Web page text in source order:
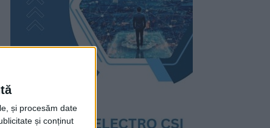
și procesăm date
și conținut